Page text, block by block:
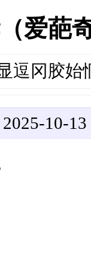
爱葩
逗冈胶始
10-13